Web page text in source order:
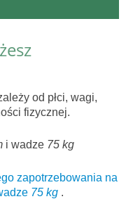
od płci, wagi,
fizycznej.
i wadze 75 kg
zapotrzebowania na
75 kg .